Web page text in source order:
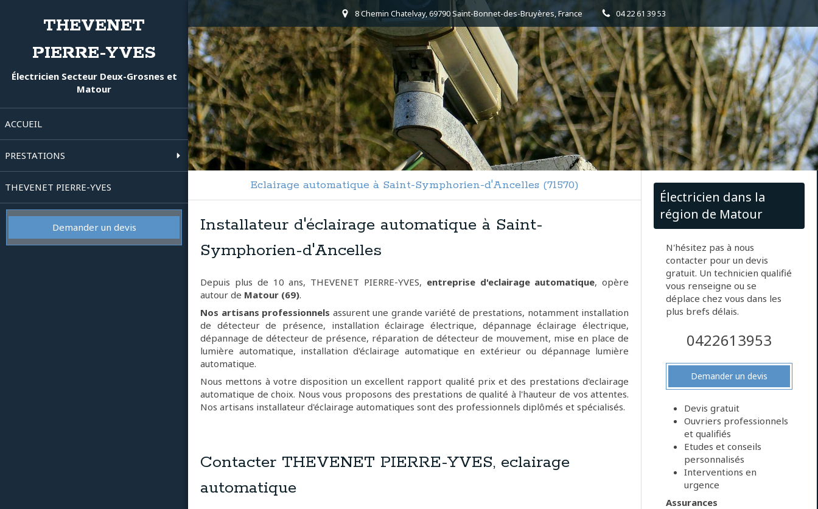
THEVENET
PIERRE-YVES
Électricien Secteur Deux-Grosnes et
Matour
ACCUEIL
PRESTATIONS
THEVENET PIERRE-YVES
Demander un devis
8 Chemin Chatelvay, 69790 Saint-Bonnet-des-Bruyères, France 04 22 61 39 53
Eclairage automatique à Saint-Symphorien-d'Ancelles (71570)
Installateur d'éclairage automatique à Saint-
Symphorien-d'Ancelles
Depuis plus de 10 ans, THEVENET PIERRE-YVES, entreprise d'eclairage automatique, opère
autour de Matour (69).
Nos artisans professionnels assurent une grande variété de prestations, notamment installation
de détecteur de présence, installation éclairage électrique, dépannage éclairage électrique,
dépannage de détecteur de présence, réparation de détecteur de mouvement, mise en place de
lumière automatique, installation d'éclairage automatique en extérieur ou dépannage lumière
automatique.
Nous mettons à votre disposition un excellent rapport qualité prix et des prestations d'eclairage
automatique de choix. Nous vous proposons des prestations de qualité à l'hauteur de vos attentes.
Nos artisans installateur d'éclairage automatiques sont des professionnels diplômés et spécialisés.
Contacter THEVENET PIERRE-YVES, eclairage
automatique
Électricien dans la
région de Matour
N'hésitez pas à nous
contacter pour un devis
gratuit. Un technicien qualifié
vous renseigne ou se
déplace chez vous dans les
plus brefs délais.
0422613953
Demander un devis
Devis gratuit
Ouvriers professionnels
et qualifiés
Etudes et conseils
personnalisés
Interventions en
urgence
Assurances